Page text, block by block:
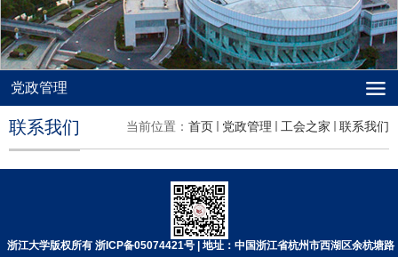
党政管理
当前位置： 首页 党政管理 工会之家 联系我们
联系我们
浙江大学版权所有 浙ICP备05074421号 | 地址：中国浙江省杭州市西湖区余杭塘路